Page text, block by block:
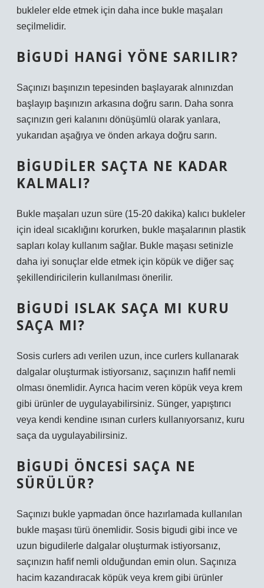
bukleler elde etmek için daha ince bukle maşaları
seçilmelidir.
BIGUDI HANGI YÖNE SARILIR?
Saçınızı başınızın tepesinden başlayarak alnınızdan
başlayıp başınızın arkasına doğru sarın. Daha sonra
saçınızın geri kalanını dönüşümlü olarak yanlara,
yukarıdan aşağıya ve önden arkaya doğru sarın.
BIGUDILER SAÇTA NE KADAR
KALMALI?
Bukle maşaları uzun süre (15-20 dakika) kalıcı bukleler
için ideal sıcaklığını korurken, bukle maşalarının plastik
sapları kolay kullanım sağlar. Bukle maşası setinizle
daha iyi sonuçlar elde etmek için köpük ve diğer saç
şekillendiricilerin kullanılması önerilir.
BIGUDI ISLAK SAÇA MI KURU
SAÇA MI?
Sosis curlers adı verilen uzun, ince curlers kullanarak
dalgalar oluşturmak istiyorsanız, saçınızın hafif nemli
olması önemlidir. Ayrıca hacim veren köpük veya krem ​​
gibi ürünler de uygulayabilirsiniz. Sünger, yapıştırıcı
veya kendi kendine ısınan curlers kullanıyorsanız, kuru
saça da uygulayabilirsiniz.
BIGUDI ÖNCESI SAÇA NE
SÜRÜLÜR?
Saçınızı bukle yapmadan önce hazırlamada kullanılan
bukle maşası türü önemlidir. Sosis bigudi gibi ince ve
uzun bigudilerle dalgalar oluşturmak istiyorsanız,
saçınızın hafif nemli olduğundan emin olun. Saçınıza
hacim kazandıracak köpük veya krem ​​gibi ürünler